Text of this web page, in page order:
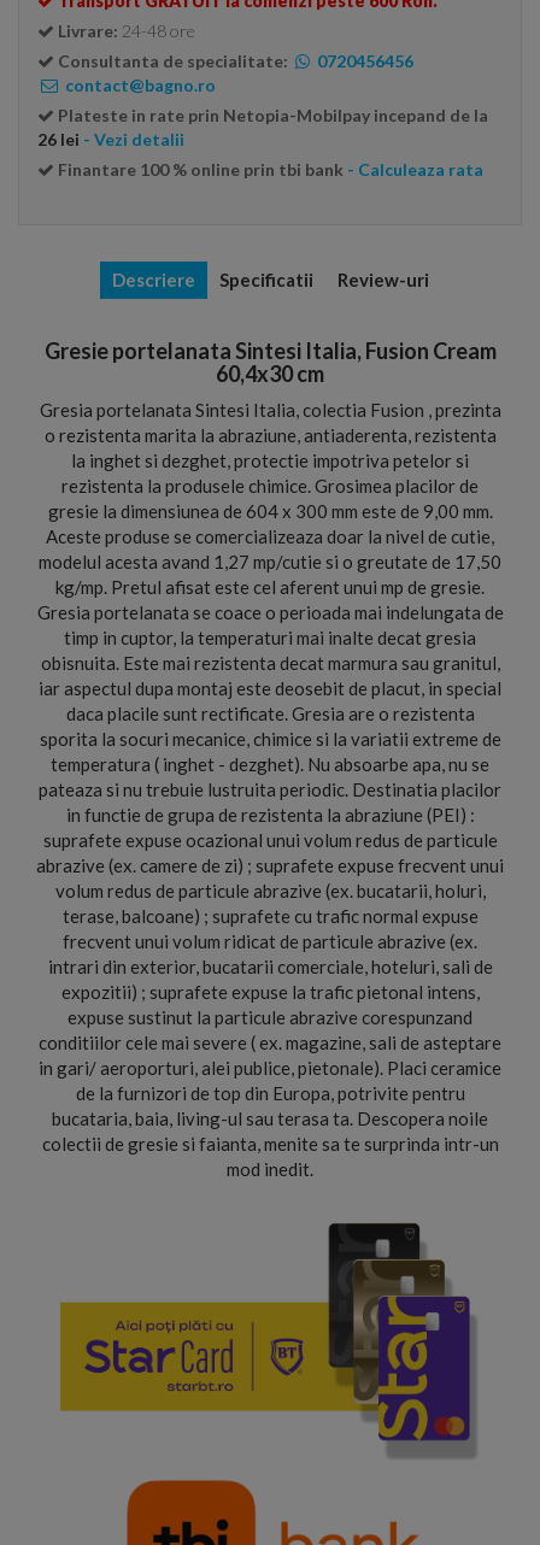
Livrare: 24-48 ore
Consultanta de specialitate:
0720456456
contact@bagno.ro
Plateste in rate prin Netopia-Mobilpay incepand de la
26 lei - Vezi detalii
Finantare 100 % online prin tbi bank - Calculeaza rata
Descriere Specificatii Review-uri
Gresie portelanata Sintesi Italia, Fusion Cream
60,4x30 cm
Gresia portelanata Sintesi Italia, colectia Fusion , prezinta
o rezistenta marita la abraziune, antiaderenta, rezistenta
la inghet si dezghet, protectie impotriva petelor si
rezistenta la produsele chimice. Grosimea placilor de
gresie la dimensiunea de 604 x 300 mm este de 9,00 mm.
Aceste produse se comercializeaza doar la nivel de cutie,
modelul acesta avand 1,27 mp/cutie si o greutate de 17,50
kg/mp. Pretul afisat este cel aferent unui mp de gresie.
Gresia portelanata se coace o perioada mai indelungata de
timp in cuptor, la temperaturi mai inalte decat gresia
obisnuita. Este mai rezistenta decat marmura sau granitul,
iar aspectul dupa montaj este deosebit de placut, in special
daca placile sunt rectificate. Gresia are o rezistenta
sporita la socuri mecanice, chimice si la variatii extreme de
temperatura ( inghet - dezghet). Nu absoarbe apa, nu se
pateaza si nu trebuie lustruita periodic. Destinatia placilor
in functie de grupa de rezistenta la abraziune (PEI) :
suprafete expuse ocazional unui volum redus de particule
abrazive (ex. camere de zi) ; suprafete expuse frecvent unui
volum redus de particule abrazive (ex. bucatarii, holuri,
terase, balcoane) ; suprafete cu trafic normal expuse
frecvent unui volum ridicat de particule abrazive (ex.
intrari din exterior, bucatarii comerciale, hoteluri, sali de
expozitii) ; suprafete expuse la trafic pietonal intens,
expuse sustinut la particule abrazive corespunzand
conditiilor cele mai severe ( ex. magazine, sali de asteptare
in gari/ aeroporturi, alei publice, pietonale). Placi ceramice
de la furnizori de top din Europa, potrivite pentru
bucataria, baia, living-ul sau terasa ta. Descopera noile
colectii de gresie si faianta, menite sa te surprinda intr-un
mod inedit.